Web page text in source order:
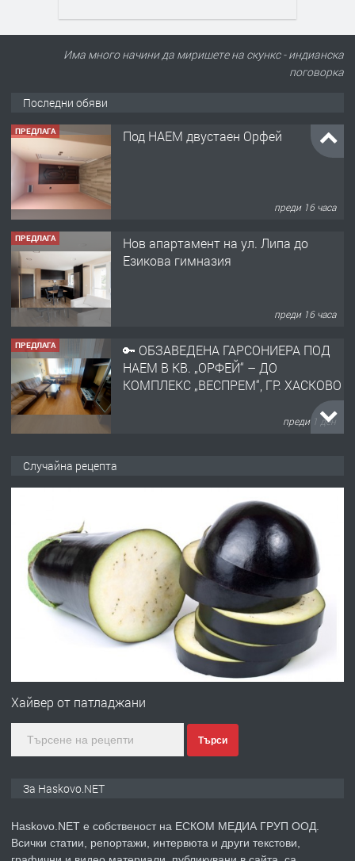
Има много начини да миришете на скункс - индианска
поговорка
Последни обяви
ПРЕДЛАГА Под НАЕМ двустаен Орфей
преди 16 часа
ПРЕДЛАГА
Нов апартамент на ул. Липа до
Езикова гимназия
преди 16 часа
ПРЕДЛАГА
🔑 ОБЗАВЕДЕНА ГАРСОНИЕРА ПОД
НАЕМ В КВ. „ОРФЕЙ“ – ДО
КОМПЛЕКС „ВЕСПРЕМ“, ГР. ХАСКОВО
преди 1 ден
АПАРТАМЕНТ В ЦЕНТЪРА НА ГР.
преди 2 дни
ПРЕДЛАГА Давам гараж под наем
преди 2 дни
№4120 Магазин/Офис под наем в кв.
градската градина!
преди 3 дни
Случайна рецепта
Хайвер от патладжани
Търси
За Haskovo.NET
Haskovo.NET е собственост на ЕСКОМ МЕДИА ГРУП ООД.
Всички статии, репортажи, интервюта и други текстови,